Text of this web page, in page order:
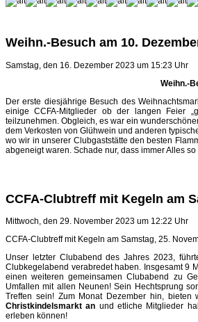
Weihn.-Besuch am 10.
Samstag, den 16. Dezember 2023 um 15:23 Uhr
Weihn.-
Der erste diesjährige Besuch des
einige CCFA-Mitglieder ob der langen Feier
teilzunehmen. Obgleich, es war ein
dem Verkosten von Glühwein und anderen
wo wir in unserer Clubgaststätte den besten
abgeneigt waren. Schade nur, dass immer Alles
CCFA-Clubtreff mit Kegeln am
Mittwoch, den 29. November 2023 um 12:22 Uhr
CCFA-Clubtreff mit Kegeln am Samstag, 25.
Unser letzter Clubabend des Jahres 2023,
Clubkegelabend verabredet haben. Insgesamt 9
einen weiteren gemeinsamen Clubabend zu
Umfallen mit allen Neunen! Sein Hechtsprung
Treffen sein! Zum Monat Dezember hin,
Christkindelsmarkt an und etliche Mitglieder
erleben können!